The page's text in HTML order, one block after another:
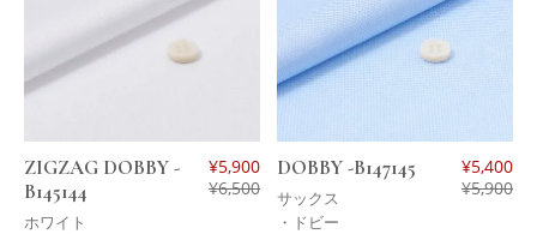
ZIGZAG DOBBY -
B145144
ホワイト
¥5,900
¥6,500
DOBBY -B147145
サックス
¥5,400
¥5,900
・ドビー